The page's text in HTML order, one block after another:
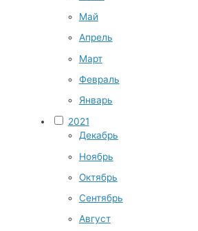
Май
Апрель
Март
Февраль
Январь
2021
Декабрь
Ноябрь
Октябрь
Сентябрь
Август